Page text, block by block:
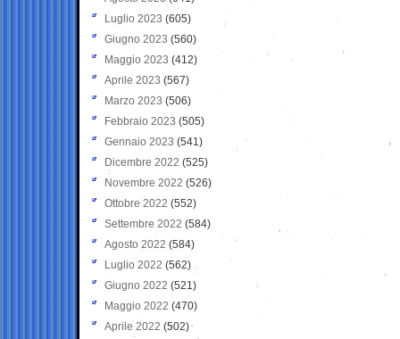
Luglio 2023 (605)
Giugno 2023 (560)
Maggio 2023 (412)
Aprile 2023 (567)
Marzo 2023 (506)
Febbraio 2023 (505)
Gennaio 2023 (541)
Dicembre 2022 (525)
Novembre 2022 (526)
Ottobre 2022 (552)
Settembre 2022 (584)
Agosto 2022 (584)
Luglio 2022 (562)
Giugno 2022 (521)
Maggio 2022 (470)
Aprile 2022 (502)